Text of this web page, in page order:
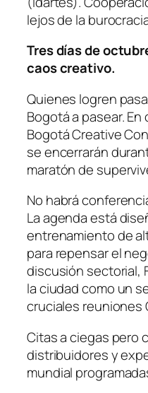
lejos de la
Tres días de
caos creativo.
Quienes logren
Bogotá a pasear.
Bogotá Creative
se encerrarán
maratón de
No habrá
La agenda está
entrenamiento de
para repensar el
discusión sectorial,
la ciudad como un
cruciales reuniones
Citas a ciegas pero
distribuidores y
mundial